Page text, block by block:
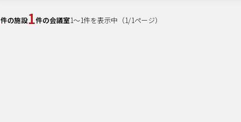
件の施設1件の会議室1～1件を表示中 （1/1ページ）